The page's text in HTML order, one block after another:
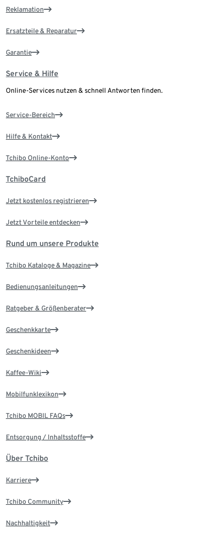
Reklamation
Ersatzteile & Reparatur
Garantie
Service & Hilfe
Online-Services nutzen & schnell Antworten finden.
Service-Bereich
Hilfe & Kontakt
Tchibo Online-Konto
TchiboCard
Jetzt kostenlos registrieren
Jetzt Vorteile entdecken
Rund um unsere Produkte
Tchibo Kataloge & Magazine
Bedienungsanleitungen
Ratgeber & Größenberater
Geschenkkarte
Geschenkideen
Kaffee-Wiki
Mobilfunklexikon
Tchibo MOBIL FAQs
Entsorgung / Inhaltsstoffe
Über Tchibo
Karriere
Tchibo Community
Nachhaltigkeit